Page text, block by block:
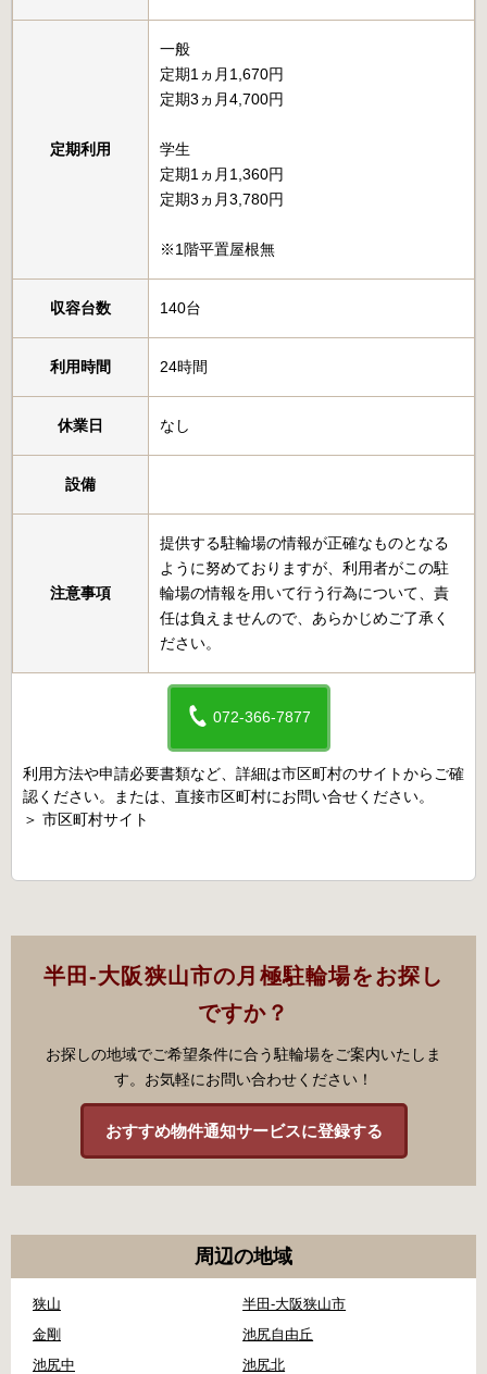
定期利用
一般
定期1ヵ月1,670円
定期3ヵ月4,700円
学生
定期1ヵ月1,360円
定期3ヵ月3,780円
※1階平置屋根無
収容台数 140台
利用時間 24時間
休業日 なし
設備
注意事項
提供する駐輪場の情報が正確なものとなる
ように努めておりますが、利用者がこの駐
輪場の情報を用いて行う行為について、責
任は負えませんので、あらかじめご了承く
ださい。
072-366-7877
利用方法や申請必要書類など、詳細は市区町村のサイトからご確
認ください。または、直接市区町村にお問い合せください。
＞ 市区町村サイト
半田-大阪狭山市の月極駐輪場をお探し
ですか？
お探しの地域でご希望条件に合う駐輪場をご案内いたしま
す。お気軽にお問い合わせください！
おすすめ物件通知サービスに登録する
周辺の地域
狭山
半田-大阪狭山市
金剛
池尻自由丘
池尻中
池尻北